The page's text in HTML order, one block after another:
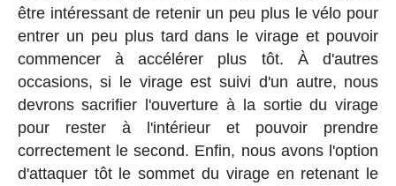
être intéressant de retenir un peu plus le vélo pour
entrer un peu plus tard dans le virage et pouvoir
commencer à accélérer plus tôt. À d'autres
occasions, si le virage est suivi d'un autre, nous
devrons sacrifier l'ouverture à la sortie du virage
pour rester à l'intérieur et pouvoir prendre
correctement le second. Enfin, nous avons l'option
d'attaquer tôt le sommet du virage en retenant le